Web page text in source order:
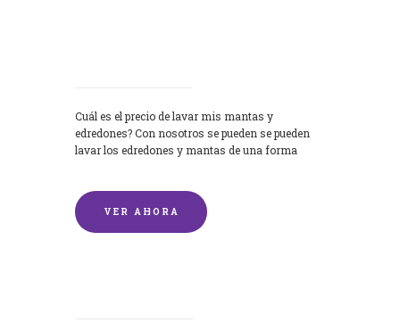
Cuál es el precio de lavar mis mantas y
edredones? Con nosotros se pueden se pueden
lavar los edredones y mantas de una forma
VER AHORA